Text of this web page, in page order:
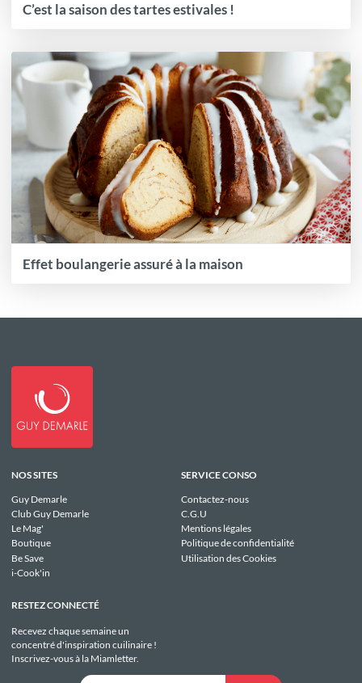
C’est la saison des tartes estivales !
Effet boulangerie assuré à la maison
NOS SITES
Guy Demarle
Club Guy Demarle
Le Mag'
Boutique
Be Save
i-Cook'in
SERVICE CONSO
Contactez-nous
C.G.U
Mentions légales
Politique de confidentialité
Utilisation des Cookies
RESTEZ CONNECTÉ
Recevez chaque semaine un
concentré d'inspiration cuilinaire !
Inscrivez-vous à la Miamletter.